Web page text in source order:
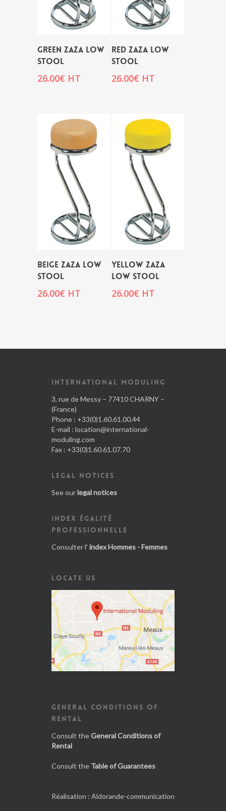
GREEN ZAZA LOW
STOOL
26.00€ HT
RED ZAZA LOW
STOOL
26.00€ HT
BEIGE ZAZA LOW
STOOL
26.00€ HT
YELLOW ZAZA
LOW STOOL
26.00€ HT
INTERNATIONAL MODULING
3, rue de Messy – 77410 CHARNY –
(France)
Phone : +33(0)1.60.61.00.44
E-mail : location@international-
moduling.com
Fax : +33(0)1.60.61.07.70
LEGAL NOTICES
See ourlegal notices
INDEX ÉGALITÉ
PROFESSIONNELLE
Consulter l' index Hommes - Femmes
LOCATE US
GENERAL CONDITIONS OF
RENTAL
Consult theGeneral Conditions of
Rental
Consult the Table of Guarantees
Réalisation : Aldorande-communication